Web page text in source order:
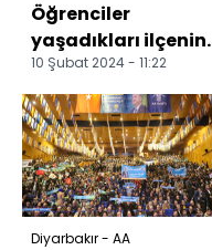
Öğrenciler
yaşadıkları ilçenin
tanıtımı için tarihi
mekanlarını
fotoğraflıy...
10 Şubat 2024 - 11:22
Diyarbakır - AA